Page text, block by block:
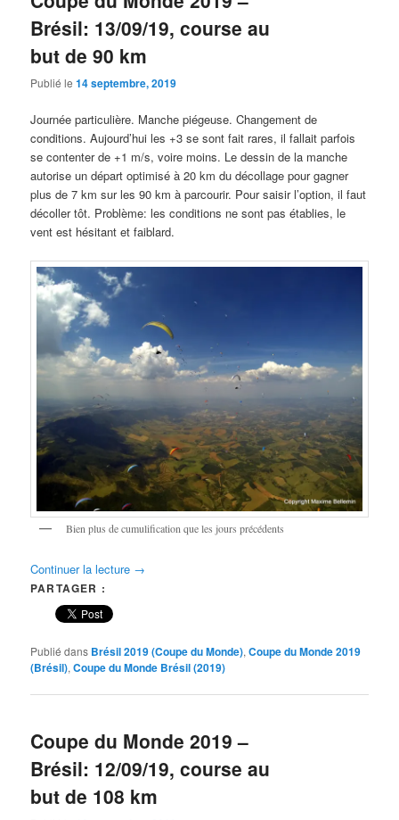
Brésil: 13/09/19, course au
but de 90 km
Publié le14 septembre, 2019
Journée particulière. Manche piégeuse. Changement de
conditions. Aujourd’hui les +3 se sont fait rares, il fallait parfois
se contenter de +1 m/s, voire moins. Le dessin de la manche
autorise un départ optimisé à 20 km du décollage pour gagner
plus de 7 km sur les 90 km à parcourir. Pour saisir l’option, il faut
décoller tôt. Problème: les conditions ne sont pas établies, le
vent est hésitant et faiblard.
Bien plus de cumulification que les jours précédents
Continuer la lecture →
PARTAGER :
Publié dans Brésil 2019 (Coupe du Monde),Coupe du Monde 2019
(Brésil),Coupe du Monde Brésil (2019)
Coupe du Monde 2019 –
Brésil: 12/09/19, course au
but de 108 km